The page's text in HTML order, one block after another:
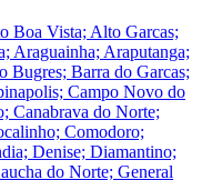
Boa Vista; Alto Garcas;
Araguainha; Araputanga;
Bugres; Barra do Garcas;
Campo Novo do
Canabrava do Norte;
Comodoro;
Denise; Diamantino;
do Norte; General